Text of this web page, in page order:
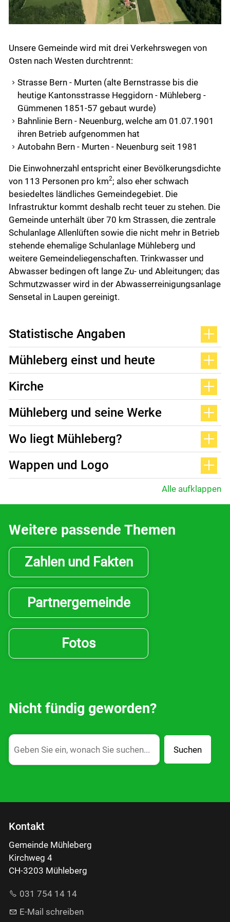
Drucken
Unsere Gemeinde wird mit drei Verkehrswegen von
Osten nach Westen durchtrennt:
Strasse Bern - Murten (alte Bernstrasse bis die
heutige Kantonsstrasse Heggidorn - Mühleberg -
Gümmenen 1851-57 gebaut wurde)
Bahnlinie Bern - Neuenburg, welche am 01.07.1901
ihren Betrieb aufgenommen hat
Autobahn Bern - Murten - Neuenburg seit 1981
Die Einwohnerzahl entspricht einer Bevölkerungsdichte
von 113 Personen pro km2; also eher schwach
besiedeltes ländliches Gemeindegebiet. Die
Infrastruktur kommt deshalb recht teuer zu stehen. Die
Gemeinde unterhält über 70 km Strassen, die zentrale
Schulanlage Allenlüften sowie die nicht mehr in Betrieb
stehende ehemalige Schulanlage Mühleberg und
weitere Gemeindeliegenschaften. Trinkwasser und
Abwasser bedingen oft lange Zu- und Ableitungen; das
Schmutzwasser wird in der Abwasserreinigungsanlage
Sensetal in Laupen gereinigt.
Statistische Angaben
Mühleberg einst und heute
Kirche
Mühleberg und seine Werke
Wo liegt Mühleberg?
Wappen und Logo
Alle aufklappen
Weitere passende Themen
Zahlen und Fakten
Partnergemeinde
Fotos
Nicht fündig geworden?
Suchen
Kontakt
Gemeinde Mühleberg
Kirchweg 4
CH-3203 Mühleberg
031 754 14 14
E-Mail schreiben